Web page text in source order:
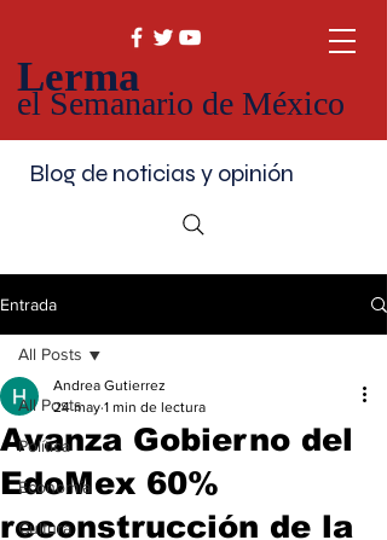
Lerma
el Semanario de México
Blog de noticias y opinión
Entrada
All Posts
Política
Economía
Cultura
All Posts
Avanza Gobierno del
EdoMex 60%
reconstrucción de la
Andrea Gutierrez
24 may 1 min de lectura